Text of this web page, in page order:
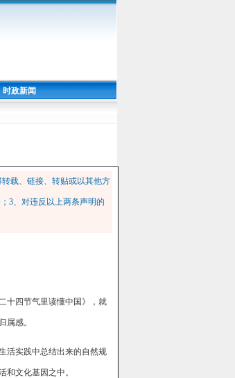
时政新闻
载、链接、转贴或以其他方
3、对违反以上两条声明的
十四节气里读懂中国》，就
属感。
活实践中总结出来的自然规
文化基因之中。